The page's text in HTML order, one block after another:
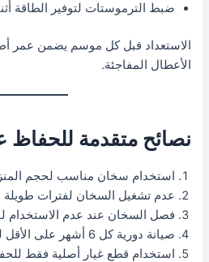
ضبط الترموستات لتوفير الطاقة
الاستعداد قبل كل موسم يضمن عمر
الأعطال المفاجئة.
نصائح متقدمة
استخدام سخان مناسب لحجم
عدم تشغيل السخان لفترات طويلة
فصل السخان عند عدم الاستخدام
صيانة دورية كل 6 أشهر على الأقل لضمان الأداء المثالي.
استخدام قطع غيار أصلية فقط